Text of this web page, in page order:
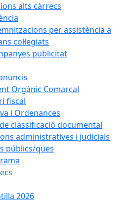
alts càrrecs
per assistència a
col·legiats
publicitat
Orgànic Comarcal
fiscal
i Ordenances
classificació documental
administratives i judicials
públics/ques
2026